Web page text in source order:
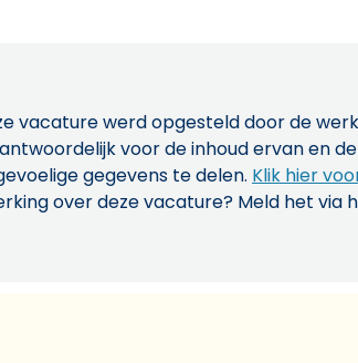
vacature werd opgesteld door de
voor de inhoud ervan en
gegevens te delen. Klik hier
over deze vacature? Meld het via